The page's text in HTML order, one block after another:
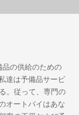
の供給のための
達は予備品サービ
。従って、専門の
オートバイはあな